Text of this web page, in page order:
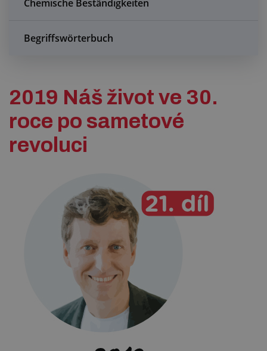
Anfragezentrum
Alles über den Einkauf
Chemische Beständigkeiten
Begriffswörterbuch
2019 Náš život ve 30.
roce po sametové
revoluci